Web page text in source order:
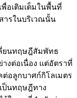
อเติมเต็มในพื้นที่
ารในบริเวณนั้น
ยนทฤษฎีสัมพัทธ
งต่อเนื่อง แต่อัตราที่
อลูกบาศก์กิโลเมตร
ป็นทฤษฎีทาง